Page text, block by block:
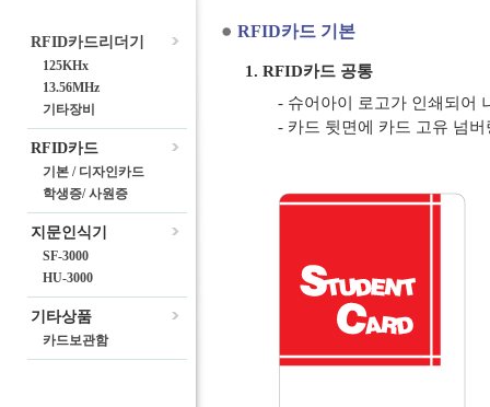
RFID카드리더기
125KHx
13.56MHz
기타장비
RFID카드
기본 / 디자인카드
학생증/ 사원증
지문인식기
SF-3000
HU-3000
기타상품
카드보관함
RFID카드 기본
1. RFID카드 공통
- 슈어아이 로고가 인쇄되어
- 카드 뒷면에 카드 고유 넘